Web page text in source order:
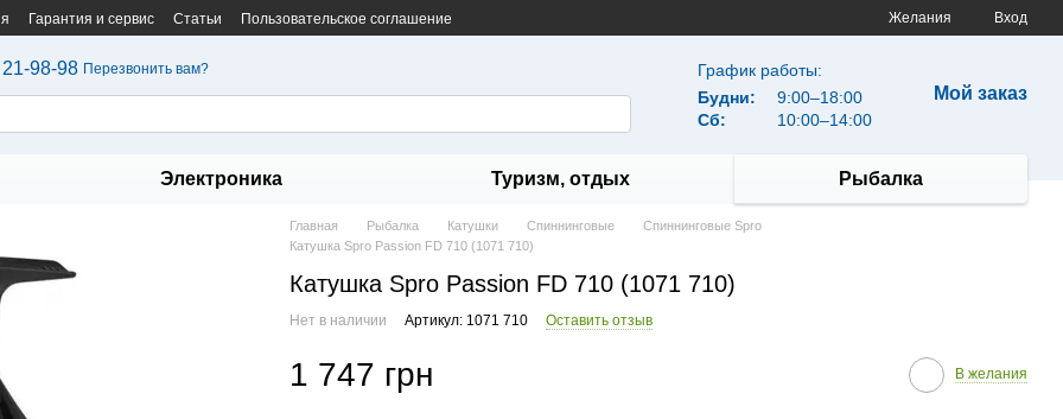
Гарантия и сервис Статьи Пользовательское соглашение Желания Вход
98-98 Перезвонить вам?
График работы:
Будни:
9:00–18:00
Сб:
10:00–14:00
Мой заказ
Электроника Туризм, отдых Рыбалка
Главная Рыбалка Катушки Спиннинговые
Спиннинговые Spro
Катушка Spro Passion FD 710 (1071 710)
Катушка Spro Passion FD 710 (1071 710)
Нет в наличии Артикул: 1071 710 Оставить отзыв
1 747 грн В желания